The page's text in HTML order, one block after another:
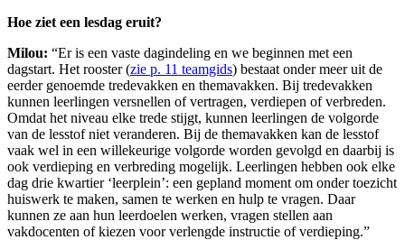
Hoe ziet een lesdag eruit?
Milou: “Er is een vaste dagindeling en we beginnen met een
dagstart. Het rooster (zie p. 11 teamgids) bestaat onder meer uit de
eerder genoemde tredevakken en themavakken. Bij tredevakken
kunnen leerlingen versnellen of vertragen, verdiepen of verbreden.
Omdat het niveau elke trede stijgt, kunnen leerlingen de volgorde
van de lesstof niet veranderen. Bij de themavakken kan de lesstof
vaak wel in een willekeurige volgorde worden gevolgd en daarbij is
ook verdieping en verbreding mogelijk. Leerlingen hebben ook elke
dag drie kwartier ‘leerplein’: een gepland moment om onder toezicht
huiswerk te maken, samen te werken en hulp te vragen. Daar
kunnen ze aan hun leerdoelen werken, vragen stellen aan
vakdocenten of kiezen voor verlengde instructie of verdieping.”